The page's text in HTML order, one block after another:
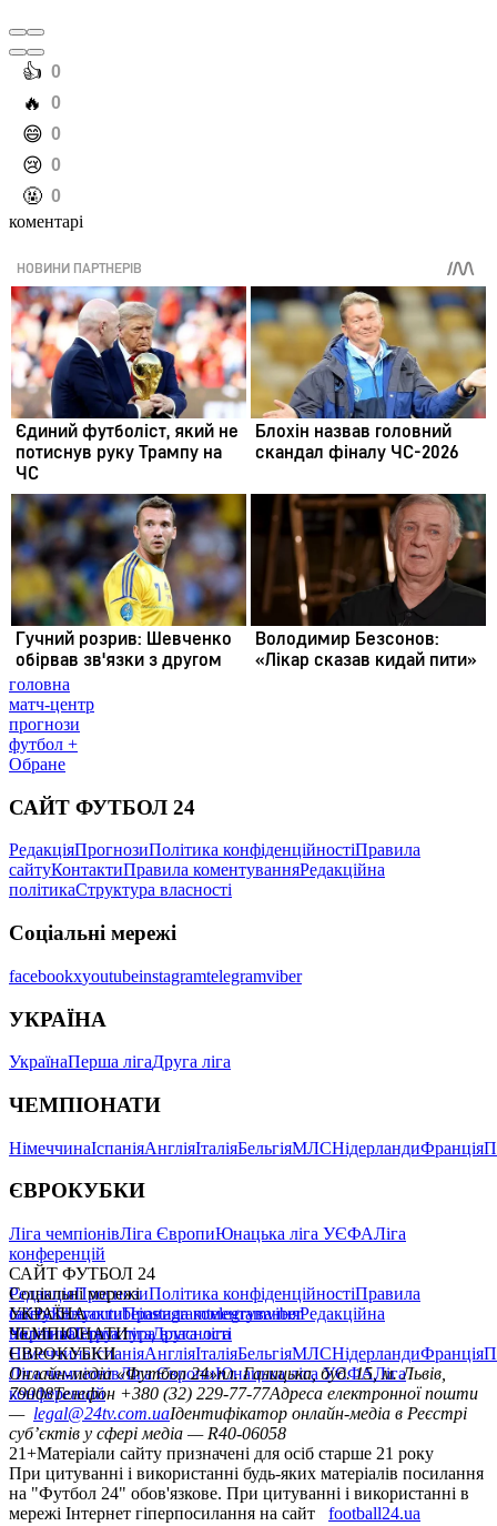
️👍 0
️🔥 0
️😄 0
️😢 0
️🤬 0
коментарі
головна
матч-центр
прогнози
футбол +
Обране
САЙТ ФУТБОЛ 24
РедакціяПрогнозиПолітика конфіденційностіПравила
сайтуКонтактиПравила коментуванняРедакційна
політикаСтруктура власності
Соціальні мережі
facebookxyoutubeinstagramtelegramviber
УКРАЇНА
УкраїнаПерша лігаДруга ліга
ЧЕМПІОНАТИ
НімеччинаІспаніяАнгліяІталіяБельгіяМЛСНідерландиФранція
ЄВРОКУБКИ
Ліга чемпіонівЛіга ЄвропиЮнацька ліга УЄФАЛіга
конференцій
САЙТ ФУТБОЛ 24
РедакціяПрогнозиПолітика конфіденційностіПравила
сайтуКонтактиПравила коментуванняРедакційна
політикаСтруктура власності
Соціальні мережі
facebookxyoutubeinstagramtelegramviber
УКРАЇНА
УкраїнаПерша лігаДруга ліга
ЧЕМПІОНАТИ
НімеччинаІспаніяАнгліяІталіяБельгіяМЛСНідерландиФранція
ЄВРОКУБКИ
Ліга чемпіонівЛіга ЄвропиЮнацька ліга УЄФАЛіга
конференцій
Онлайн-медіа «Футбол 24»пл. Галицька, буд. 15, м. Львів,
79008Телефон +380 (32) 229-77-77Адреса електронної пошти
— legal@24tv.com.uaІдентифікатор онлайн-медіа в Реєстрі
суб’єктів у сфері медіа — R40-06058
21+Матеріали сайту призначені для осіб старше 21 року
При цитуванні і використанні будь-яких матеріалів посилання
на "Футбол 24" обов'язкове. При цитуванні і використанні в
мережі Інтернет гіперпосилання на сайт
football24.ua